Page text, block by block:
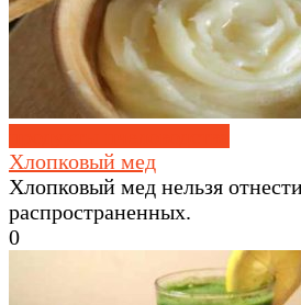
Хлопковый мед
Хлопковый мед нельзя
распространенных.
0